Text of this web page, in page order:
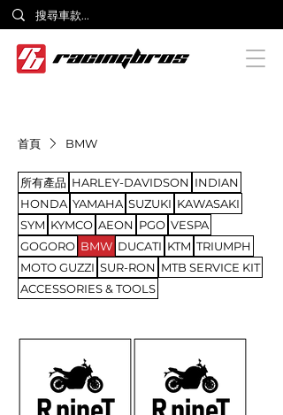
首頁 BMW
所有產品 HARLEY-DAVIDSON INDIAN
HONDA YAMAHA SUZUKI KAWASAKI
SYM KYMCO AEON PGO VESPA
GOGORO BMW DUCATI KTM TRIUMPH
MOTO GUZZI SUR-RON MTB SERVICE KIT
ACCESSORIES & TOOLS